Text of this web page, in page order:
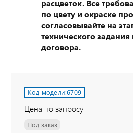
расцветок. Все
по цвету и окраске
согласовывайте на
технического
договора.
Код модели:6709
Цена по запросу
Под заказ